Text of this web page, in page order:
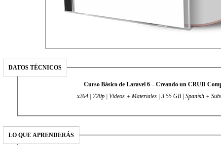
DATOS TÉCNICOS
Curso Básico de Laravel 6 – Creando un CRUD
x264 | 720p | Vídeos + Materiales | 3.55 GB | Spanish +
LO QUE APRENDERÁS